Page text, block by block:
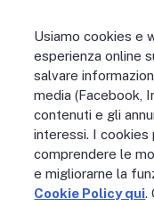
Digital Services Act
PERSONE
No Fibra? No Party!
Posizioni aperte
La vita in Open Fiber
Lavora con noi
La nostra cultura
MONDO OPEN
Supporto
Usiamo cookies e
esperienza online
salvare
media (Facebook,
contenuti e gli
interessi. I cookies
comprendere le
e migliorarne la
Cookie Policy qui.